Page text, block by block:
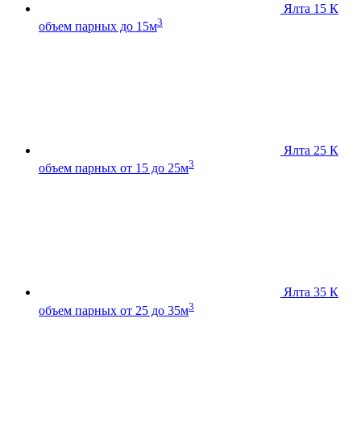
Ялта 15 К
объем парных до 15м3
Ялта 25 К
объем парных от 15 до 25м3
Ялта 35 К
объем парных от 25 до 35м3